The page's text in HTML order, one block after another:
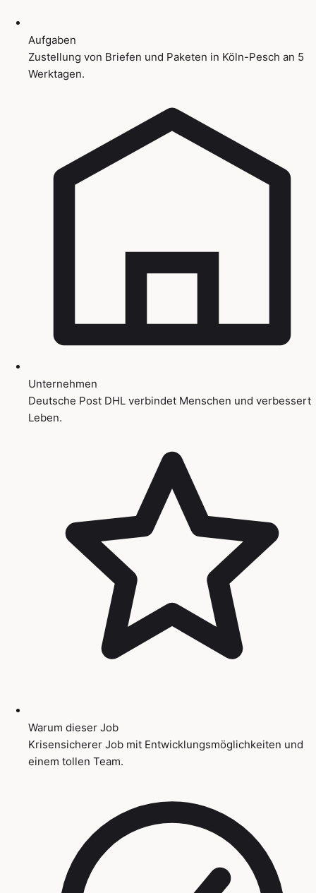
Aufgaben
Zustellung von Briefen und Paketen in Köln-Pesch an 5
Werktagen.
Unternehmen
Deutsche Post DHL verbindet Menschen und verbessert
Leben.
Warum dieser Job
Krisensicherer Job mit Entwicklungsmöglichkeiten und
einem tollen Team.